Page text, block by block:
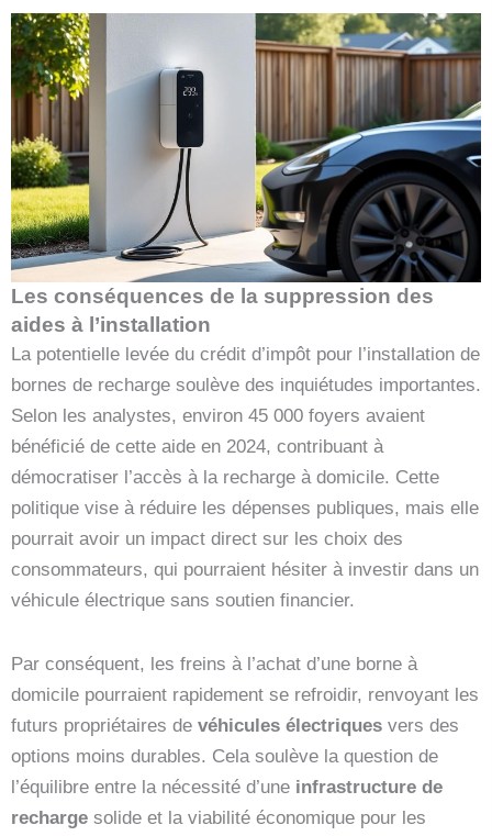
Les conséquences de la suppression des
aides à l’installation
La potentielle levée du crédit d’impôt pour l’installation de
bornes de recharge soulève des inquiétudes importantes.
Selon les analystes, environ 45 000 foyers avaient
bénéficié de cette aide en 2024, contribuant à
démocratiser l’accès à la recharge à domicile. Cette
politique vise à réduire les dépenses publiques, mais elle
pourrait avoir un impact direct sur les choix des
consommateurs, qui pourraient hésiter à investir dans un
véhicule électrique sans soutien financier.
Par conséquent, les freins à l’achat d’une borne à
domicile pourraient rapidement se refroidir, renvoyant les
futurs propriétaires de véhicules électriques vers des
options moins durables. Cela soulève la question de
l’équilibre entre la nécessité d’une infrastructure de
recharge solide et la viabilité économique pour les